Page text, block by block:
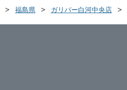
福島県 ガリバー白河中央店